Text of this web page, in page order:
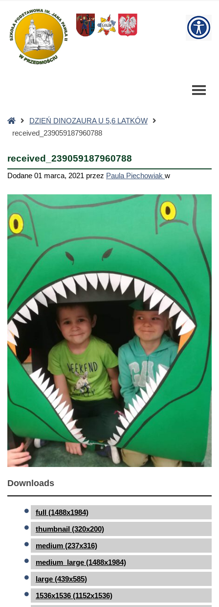
Szkoła
Podstawowa
Strona
główna
DZIEŃ DINOZAURA U 5,6 LATKÓW
received_239059187960788
received_239059187960788
Dodane 01 marca, 2021 przez Paula Piechowiak w
Downloads
full (1488x1984)
thumbnail (320x200)
medium (237x316)
medium_large (1488x1984)
large (439x585)
1536x1536 (1152x1536)